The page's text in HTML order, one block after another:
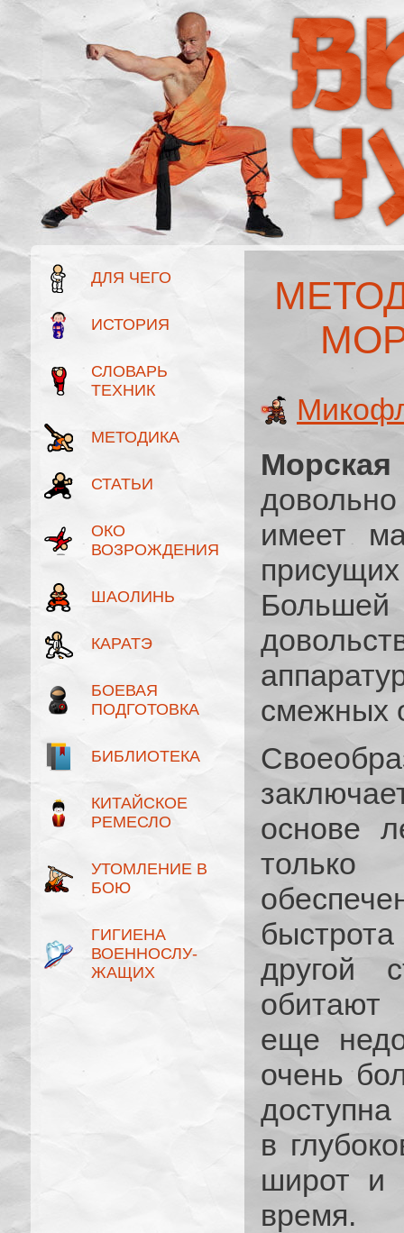
ДЛЯ ЧЕГО
ИСТОРИЯ
СЛОВАРЬ
ТЕХНИК
МЕТОДИКА
СТАТЬИ
ОКО
ВОЗРОЖДЕНИЯ
ШАОЛИНЬ
КАРАТЭ
БОЕВАЯ
ПОДГОТОВКА
БИБЛИОТЕКА
КИТАЙСКОЕ
РЕМЕСЛО
УТОМЛЕНИЕ В
БОЮ
ГИГИЕНА
ВОЕННОСЛУ­
ЖАЩИХ
имеет
смежных
основе
другой
обитают
еще
очень
в
широт и
время.